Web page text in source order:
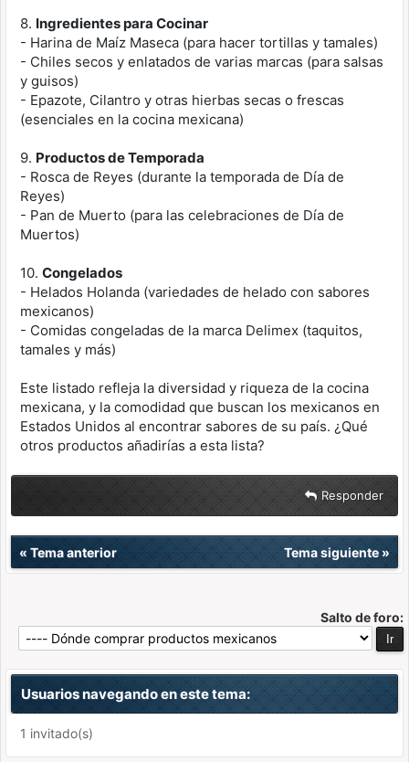
8. Ingredientes para Cocinar
- Harina de Maíz Maseca (para hacer tortillas y tamales)
- Chiles secos y enlatados de varias marcas (para salsas
y guisos)
- Epazote, Cilantro y otras hierbas secas o frescas
(esenciales en la cocina mexicana)
9. Productos de Temporada
- Rosca de Reyes (durante la temporada de Día de
Reyes)
- Pan de Muerto (para las celebraciones de Día de
Muertos)
10. Congelados
- Helados Holanda (variedades de helado con sabores
mexicanos)
- Comidas congeladas de la marca Delimex (taquitos,
tamales y más)
Este listado refleja la diversidad y riqueza de la cocina
mexicana, y la comodidad que buscan los mexicanos en
Estados Unidos al encontrar sabores de su país. ¿Qué
otros productos añadirías a esta lista?
Responder
« Tema anterior Tema siguiente»
Salto de foro:
Usuarios navegando en este tema:
1 invitado(s)